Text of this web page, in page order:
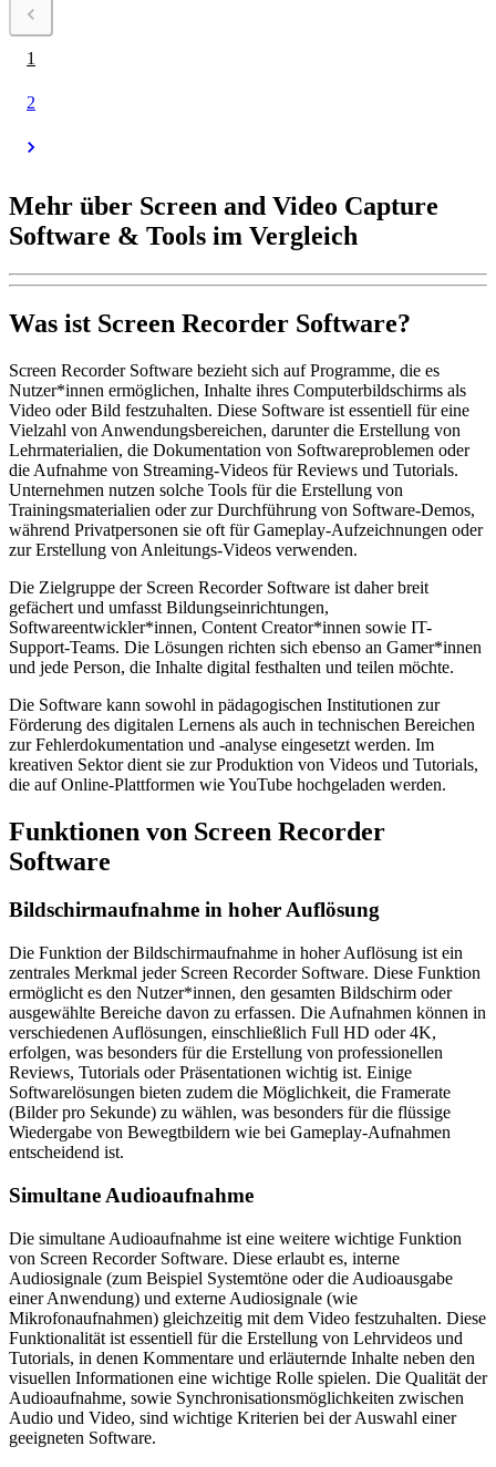
1
2
Mehr über Screen and Video Capture
Software & Tools im Vergleich
Was ist Screen Recorder Software?
Screen Recorder Software bezieht sich auf Programme, die es
Nutzer*innen ermöglichen, Inhalte ihres Computerbildschirms als
Video oder Bild festzuhalten. Diese Software ist essentiell für eine
Vielzahl von Anwendungsbereichen, darunter die Erstellung von
Lehrmaterialien, die Dokumentation von Softwareproblemen oder
die Aufnahme von Streaming-Videos für Reviews und Tutorials.
Unternehmen nutzen solche Tools für die Erstellung von
Trainingsmaterialien oder zur Durchführung von Software-Demos,
während Privatpersonen sie oft für Gameplay-Aufzeichnungen oder
zur Erstellung von Anleitungs-Videos verwenden.
Die Zielgruppe der Screen Recorder Software ist daher breit
gefächert und umfasst Bildungseinrichtungen,
Softwareentwickler*innen, Content Creator*innen sowie IT-
Support-Teams. Die Lösungen richten sich ebenso an Gamer*innen
und jede Person, die Inhalte digital festhalten und teilen möchte.
Die Software kann sowohl in pädagogischen Institutionen zur
Förderung des digitalen Lernens als auch in technischen Bereichen
zur Fehlerdokumentation und -analyse eingesetzt werden. Im
kreativen Sektor dient sie zur Produktion von Videos und Tutorials,
die auf Online-Plattformen wie YouTube hochgeladen werden.
Funktionen von Screen Recorder
Software
Bildschirmaufnahme in hoher Auflösung
Die Funktion der Bildschirmaufnahme in hoher Auflösung ist ein
zentrales Merkmal jeder Screen Recorder Software. Diese Funktion
ermöglicht es den Nutzer*innen, den gesamten Bildschirm oder
ausgewählte Bereiche davon zu erfassen. Die Aufnahmen können in
verschiedenen Auflösungen, einschließlich Full HD oder 4K,
erfolgen, was besonders für die Erstellung von professionellen
Reviews, Tutorials oder Präsentationen wichtig ist. Einige
Softwarelösungen bieten zudem die Möglichkeit, die Framerate
(Bilder pro Sekunde) zu wählen, was besonders für die flüssige
Wiedergabe von Bewegtbildern wie bei Gameplay-Aufnahmen
entscheidend ist.
Simultane Audioaufnahme
Die simultane Audioaufnahme ist eine weitere wichtige Funktion
von Screen Recorder Software. Diese erlaubt es, interne
Audiosignale (zum Beispiel Systemtöne oder die Audioausgabe
einer Anwendung) und externe Audiosignale (wie
Mikrofonaufnahmen) gleichzeitig mit dem Video festzuhalten. Diese
Funktionalität ist essentiell für die Erstellung von Lehrvideos und
Tutorials, in denen Kommentare und erläuternde Inhalte neben den
visuellen Informationen eine wichtige Rolle spielen. Die Qualität der
Audioaufnahme, sowie Synchronisationsmöglichkeiten zwischen
Audio und Video, sind wichtige Kriterien bei der Auswahl einer
geeigneten Software.